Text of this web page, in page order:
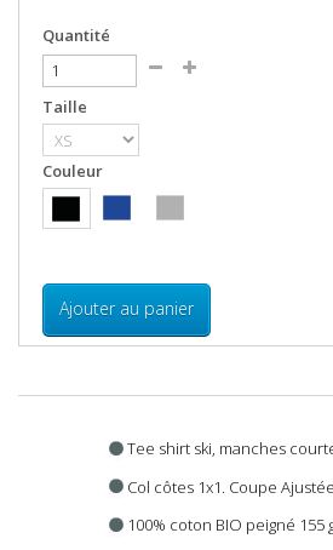
Quantité
Taille
Couleur
Ajouter au panier
EN SAVOIR PLUS
Tee shirt ski, manches
Col côtes 1x1. Coupe Ajustée
100% coton BIO peigné 155